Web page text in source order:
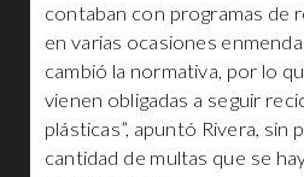
contaban con programas de
en varias ocasiones
cambió la normativa, por lo
vienen obligadas a seguir
plásticas”, apuntó Rivera, sin
cantidad de multas que se